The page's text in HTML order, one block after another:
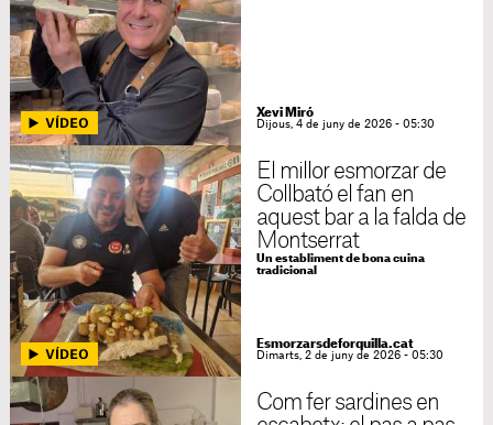
Xevi Miró
Dijous, 4 de juny de 2026 - 05:30
El millor esmorzar de
Collbató el fan en
aquest bar a la falda de
Montserrat
Un establiment de bona cuina
tradicional
Esmorzarsdeforquilla.cat
Dimarts, 2 de juny de 2026 - 05:30
Com fer sardines en